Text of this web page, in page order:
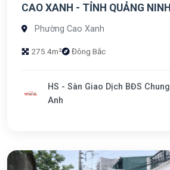
CAO XANH - TỈNH QUẢNG NINH
Phường Cao Xanh
275.4m² Đông Bắc
HS - Sàn Giao Dịch BĐS Chung
Anh